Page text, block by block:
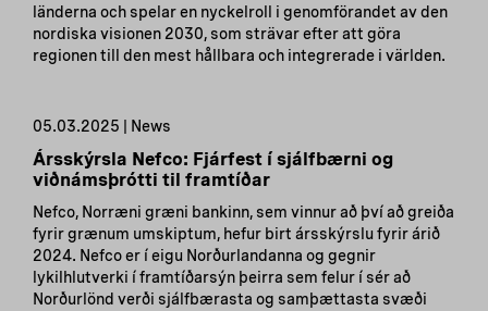
länderna och spelar en nyckelroll i genomförandet av den
nordiska visionen 2030, som strävar efter att göra
regionen till den mest hållbara och integrerade i världen.
05.03.2025 | News
Ársskýrsla Nefco: Fjárfest í sjálfbærni og
viðnámsþrótti til framtíðar
Nefco, Norræni græni bankinn, sem vinnur að því að greiða
fyrir grænum umskiptum, hefur birt ársskýrslu fyrir árið
2024. Nefco er í eigu Norðurlandanna og gegnir
lykilhlutverki í framtíðarsýn þeirra sem felur í sér að
Norðurlönd verði sjálfbærasta og samþættasta svæði